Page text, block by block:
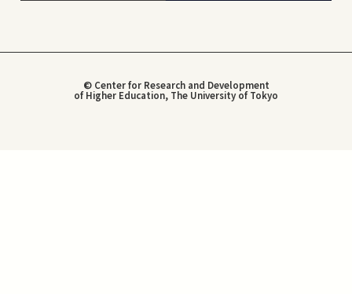
© Center for Research and Development
of Higher Education, The University of Tokyo